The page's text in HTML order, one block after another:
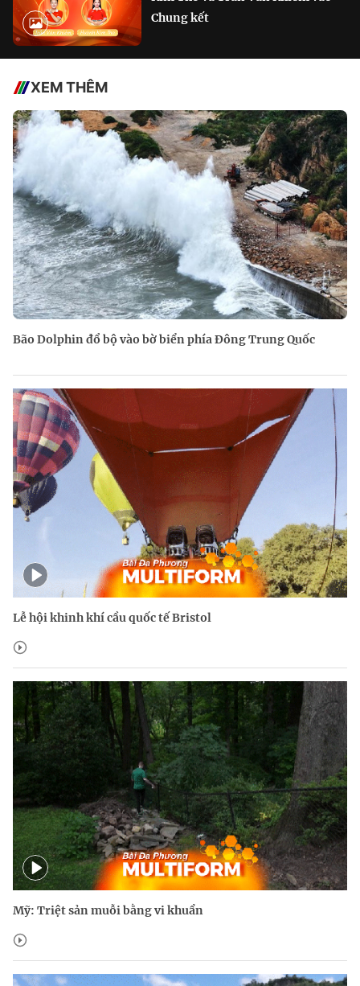
Chung kết
XEM THÊM
Bão Dolphin đổ bộ vào bờ biển phía Đông Trung Quốc
Lễ hội khinh khí cầu quốc tế Bristol
Mỹ: Triệt sản muỗi bằng vi khuẩn